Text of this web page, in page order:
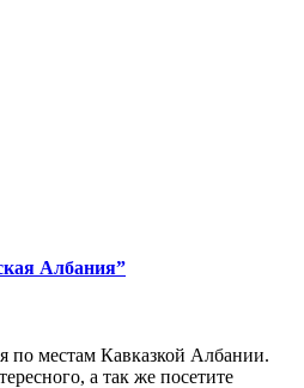
Албания”
по местам Кавказкой Албании.
а так же посетите